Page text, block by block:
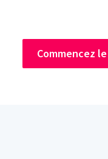
Commencez